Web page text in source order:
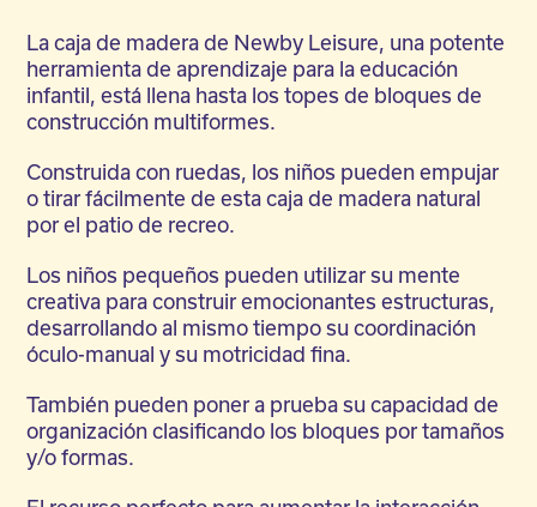
La caja de madera de Newby Leisure, una potente
herramienta de aprendizaje para la educación
infantil, está llena hasta los topes de bloques de
construcción multiformes.
Construida con ruedas, los niños pueden empujar
o tirar fácilmente de esta caja de madera natural
por el patio de recreo.
Los niños pequeños pueden utilizar su mente
creativa para construir emocionantes estructuras,
desarrollando al mismo tiempo su coordinación
óculo-manual y su motricidad fina.
También pueden poner a prueba su capacidad de
organización clasificando los bloques por tamaños
y/o formas.